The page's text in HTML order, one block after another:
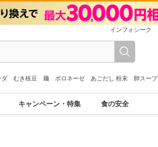
インフォシーク
ダ むき枝豆 麺 ボロネーゼ あごだし 粉末 卵スープ
キャンペーン・特集 食の安全